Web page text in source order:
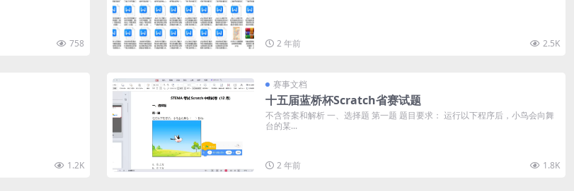
758 2 年前 2.5K
1.2K
赛事文档
十五届蓝桥杯Scratch省赛试题
不含答案和解析 一、选择题 第一题 题目要求： 运行以下程序后，小鸟会向舞
台的某...
2 年前 1.8K